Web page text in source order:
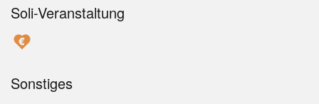
Soli-Veranstaltung
Sonstiges